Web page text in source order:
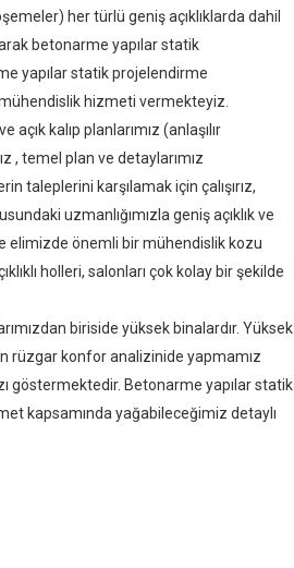
her türlü geniş açıklıklarda dahil
betonarme yapılar statik
yapılar statik projelendirme
hizmeti vermekteyiz.
kalıp planlarımız (anlaşılır
, temel plan ve detaylarımız
taleplerini karşılamak için çalışırız,
uzmanlığımızla geniş açıklık ve
elimizde önemli bir mühendislik kozu
holleri, salonları çok kolay bir şekilde
biriside yüksek binalardır. Yüksek
rüzgar konfor analizinide yapmamız
göstermektedir. Betonarme yapılar statik
kapsamında yağabileceğimiz detaylı